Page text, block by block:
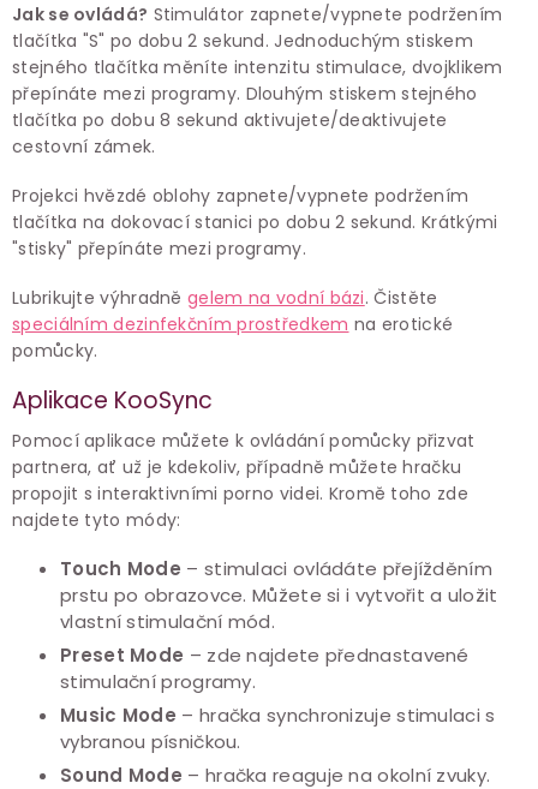
Jak se ovládá? Stimulátor zapnete/vypnete podržením
tlačítka "S" po dobu 2 sekund. Jednoduchým stiskem
stejného tlačítka měníte intenzitu stimulace, dvojklikem
přepínáte mezi programy. Dlouhým stiskem stejného
tlačítka po dobu 8 sekund aktivujete/deaktivujete
cestovní zámek.
Projekci hvězdé oblohy zapnete/vypnete podržením
tlačítka na dokovací stanici po dobu 2 sekund. Krátkými
"stisky" přepínáte mezi programy.
Lubrikujte výhradně gelem na vodní bázi. Čistěte
speciálním dezinfekčním prostředkem na erotické
pomůcky.
Aplikace KooSync
Pomocí aplikace můžete k ovládání pomůcky přizvat
partnera, ať už je kdekoliv, případně můžete hračku
propojit s interaktivními porno videi. Kromě toho zde
najdete tyto módy:
Touch Mode – stimulaci ovládáte přejížděním
prstu po obrazovce. Můžete si i vytvořit a uložit
vlastní stimulační mód.
Preset Mode – zde najdete přednastavené
stimulační programy.
Music Mode – hračka synchronizuje stimulaci s
vybranou písničkou.
Sound Mode – hračka reaguje na okolní zvuky.